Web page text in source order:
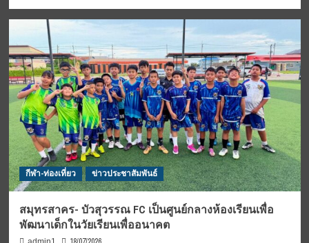
กีฬา-ท่องเที่ยว ข่าวประชาสัมพันธ์
สมุทรสาคร- บัวสุวรรณ FC เป็นศูนย์กลางห้องเรียนเพื่อ
พัฒนาเด็กในวัยเรียนเพื่ออนาคต